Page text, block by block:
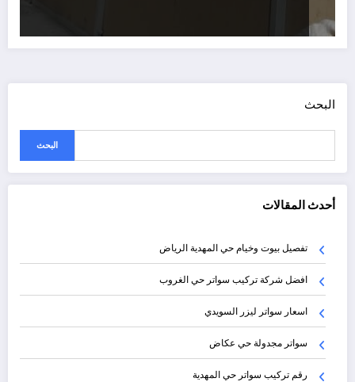
البحث
البحث
أحدث المقالات
تفصيل بيوت وخيام حي المهدية الرياض
افضل شركة تركيب سواتر حي الغروب
اسعار سواتر ليزر السويدي
سواتر مجدولة حي عكاض
رقم تركيب سواتر حي المهدية